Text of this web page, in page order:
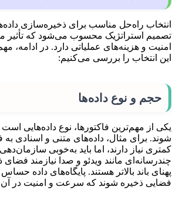
انتخاب راه‌حل مناسب برای ذخیره‌سازی
تصمیم استراتژیک محسوب می‌شود که تأثیر
امنیت و هزینه‌های عملیاتی دارد. در ادامه،
این انتخاب را بررسی می‌کنیم:
حجم و نوع داده‌ها
یکی از مهم‌ترین فاکتورها، نوع داده‌هایی
شوند. برای مثال، داده‌های متنی و اسنادی
کمتری نیاز دارند، اما باید به‌خوبی
چندرسانه‌ای مانند ویدئو و صدا نیازمند
پهنای باند بالاتر هستند. پایگاه‌های داده
فضایی ذخیره شوند که سرعت و امنیت در